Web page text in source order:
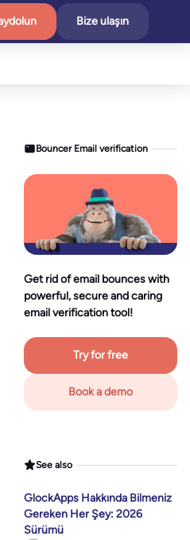
Bize ulaşın
Bouncer Email verification
Get rid of email bounces with
powerful, secure and caring
email verification tool!
Try for free
Book a demo
See also
GlockApps Hakkında Bilmeniz
Gereken Her Şey: 2026
Sürümü